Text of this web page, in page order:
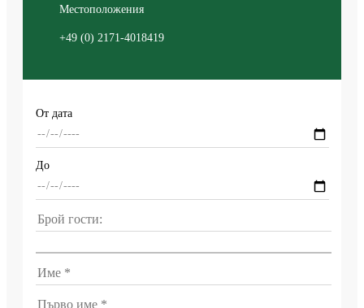
Местоположения
+49 (0) 2171-4018419
От дата
До